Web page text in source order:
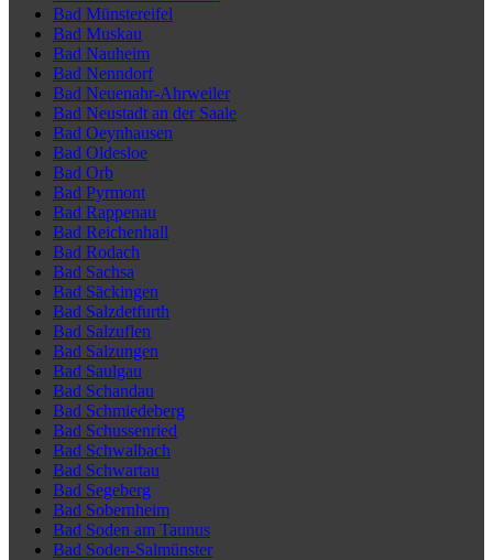
Bad Münstereifel
Bad Muskau
Bad Nauheim
Bad Nenndorf
Bad Neuenahr-Ahrweiler
Bad Neustadt an der Saale
Bad Oeynhausen
Bad Oldesloe
Bad Orb
Bad Pyrmont
Bad Rappenau
Bad Reichenhall
Bad Rodach
Bad Sachsa
Bad Säckingen
Bad Salzdetfurth
Bad Salzuflen
Bad Salzungen
Bad Saulgau
Bad Schandau
Bad Schmiedeberg
Bad Schussenried
Bad Schwalbach
Bad Schwartau
Bad Segeberg
Bad Sobernheim
Bad Soden am Taunus
Bad Soden-Salmünster